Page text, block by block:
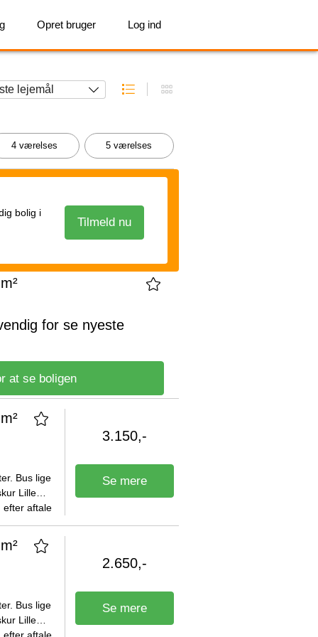
Opret bruger Log ind
4 værelses 5 værelses
bolig i
Tilmeld nu
for se nyeste
at se boligen
Lille
efter aftale
3.150,-
Se mere
Lille
efter aftale
2.650,-
Se mere